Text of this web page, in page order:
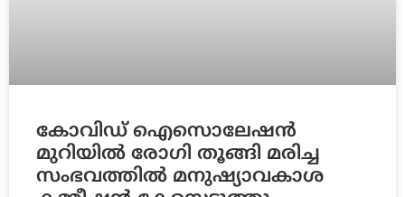
കോവിഡ് ഐസൊലേഷൻ
മുറിയിൽ രോഗി തൂങ്ങി മരിച്ച
സംഭവത്തിൽ മനുഷ്യാവകാശ